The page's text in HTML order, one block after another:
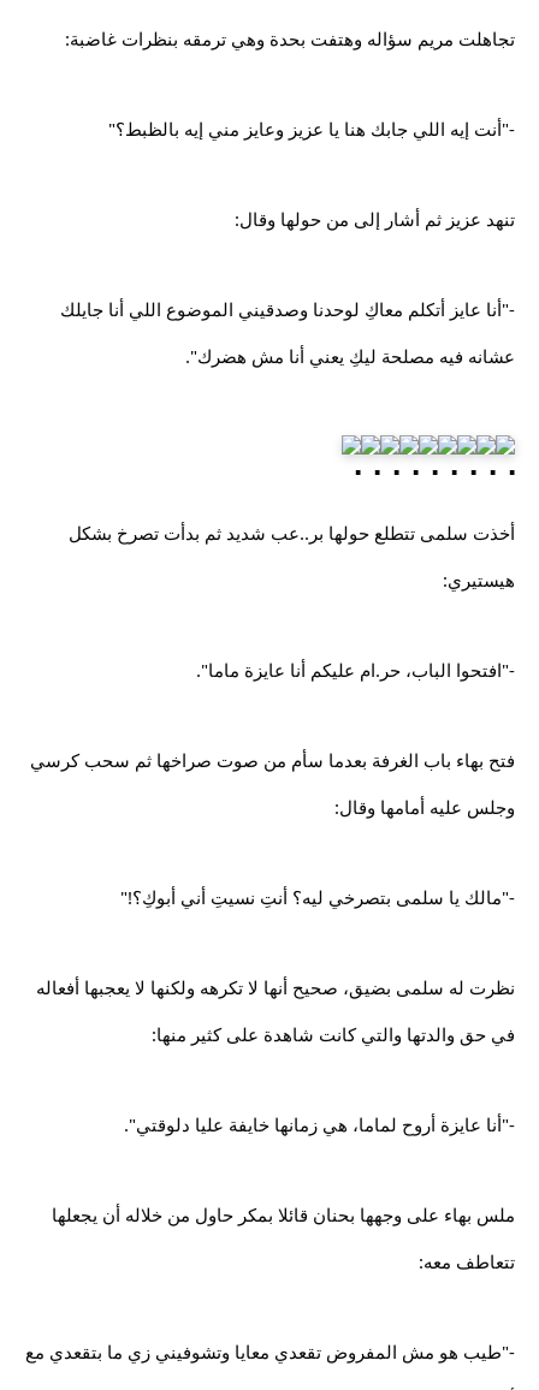
تجاهلت مريم سؤاله وهتفت بحدة وهي ترمقه بنظرات غاضبة:
-"أنت إيه اللي جابك هنا يا عزيز وعايز مني إيه بالظبط؟"
تنهد عزيز ثم أشار إلى من حولها وقال:
-"أنا عايز أتكلم معاكِ لوحدنا وصدقيني الموضوع اللي أنا جايلك
عشانه فيه مصلحة ليكِ يعني أنا مش هضرك".
أخذت سلمى تتطلع حولها بر..عب شديد ثم بدأت تصرخ بشكل
هيستيري:
-"افتحوا الباب، حر.ام عليكم أنا عايزة ماما".
فتح بهاء باب الغرفة بعدما سأم من صوت صراخها ثم سحب كرسي
وجلس عليه أمامها وقال:
-"مالك يا سلمى بتصرخي ليه؟ أنتِ نسيتِ أني أبوكِ؟!"
نظرت له سلمى بضيق، صحيح أنها لا تكرهه ولكنها لا يعجبها أفعاله
في حق والدتها والتي كانت شاهدة على كثير منها:
-"أنا عايزة أروح لماما، هي زمانها خايفة عليا دلوقتي".
ملس بهاء على وجهها بحنان قائلا بمكر حاول من خلاله أن يجعلها
تتعاطف معه:
-"طيب هو مش المفروض تقعدي معايا وتشوفيني زي ما بتقعدي مع